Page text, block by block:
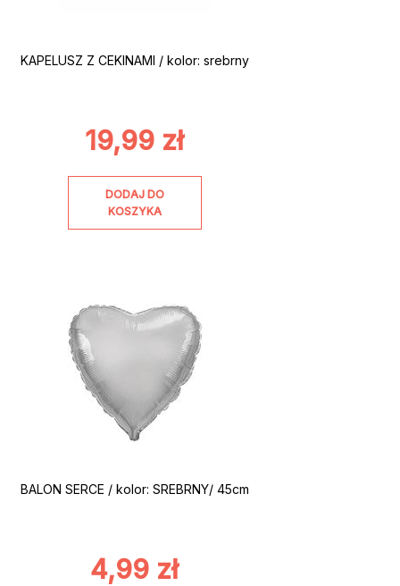
KAPELUSZ Z CEKINAMI / kolor: srebrny
19,99 zł
DODAJ DO
KOSZYKA
BALON SERCE / kolor: SREBRNY/ 45cm
4,99 zł